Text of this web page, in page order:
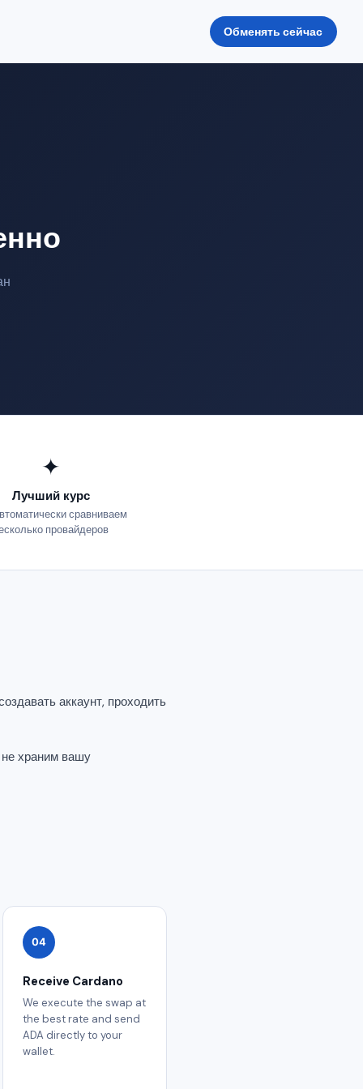
Обменять сейчас
✦
Лучший курс
сравниваем
провайдеров
аккаунт, проходить
храним вашу
04
Receive Cardano
We execute the swap at
the best rate and send
ADA directly to your
wallet.